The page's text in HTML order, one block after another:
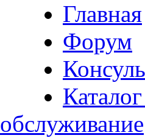
Главная
Форум